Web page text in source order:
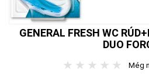
GENERAL FRESH WC
DUO
★ ★ ★ ★ ★ Még